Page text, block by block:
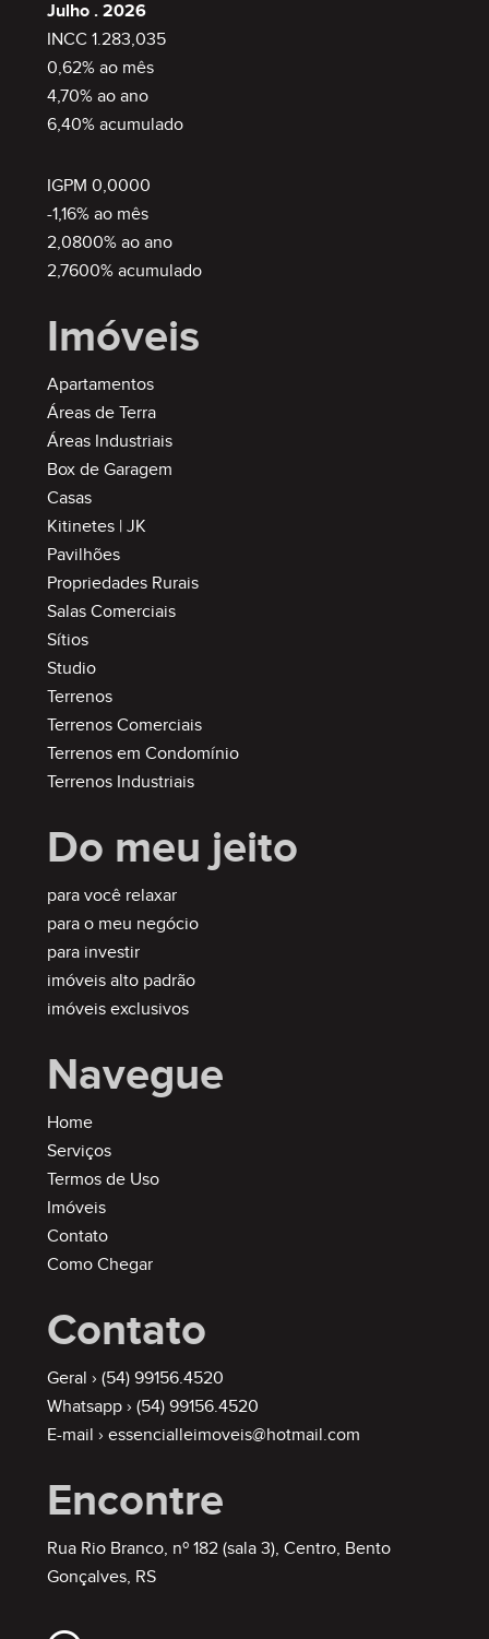
Julho . 2026
INCC 1.283,035
0,62% ao mês
4,70% ao ano
6,40% acumulado
IGPM 0,0000
-1,16% ao mês
2,0800% ao ano
2,7600% acumulado
Imóveis
Apartamentos
Áreas de Terra
Áreas Industriais
Box de Garagem
Casas
Kitinetes | JK
Pavilhões
Propriedades Rurais
Salas Comerciais
Sítios
Studio
Terrenos
Terrenos Comerciais
Terrenos em Condomínio
Terrenos Industriais
Do meu jeito
para você relaxar
para o meu negócio
para investir
imóveis alto padrão
imóveis exclusivos
Navegue
Home
Serviços
Termos de Uso
Imóveis
Contato
Como Chegar
Contato
Geral › (54) 99156.4520
Whatsapp › (54) 99156.4520
E-mail › essencialleimoveis@hotmail.com
Encontre
Rua Rio Branco, nº 182 (sala 3), Centro, Bento
Gonçalves, RS